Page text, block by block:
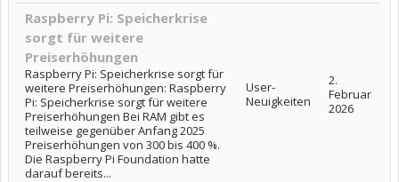
Raspberry Pi: Speicherkrise
sorgt für weitere
Preiserhöhungen
Raspberry Pi: Speicherkrise sorgt für
weitere Preiserhöhungen: Raspberry
Pi: Speicherkrise sorgt für weitere
Preiserhöhungen Bei RAM gibt es
teilweise gegenüber Anfang 2025
Preiserhöhungen von 300 bis 400 %.
Die Raspberry Pi Foundation hatte
darauf bereits...
User-
Neuigkeiten
2.
Februar
2026